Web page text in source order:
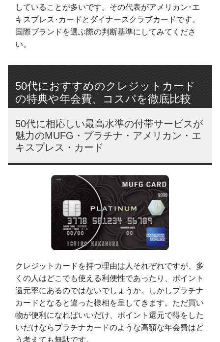
していることが多いです。その代表がアメリカン･エ
キスプレス･カードとダイナースクラブカードです。
国際ブランドを選ぶ際の判断基準にしてみてくださ
い。
50代におすすめのクレジットカード
の特典や年会費、コスパを徹底比較
50代に相応しい最高水準の付帯サービスが
魅力のMUFG・プラチナ・アメリカン・エ
キスプレス・カード
クレジットカードを持つ理由は人それぞれですが、多
くの人はどこでも使える利便性であったり、ポイント
還元率にあるのではないでしょうか。しかしプラチナ
カードとなると違った様相を呈してきます。ただ買い
物が便利になればいいだけ、ポイント還元で得をした
いだけならプラチナカードのような高額な年会費はど
う考えても無駄です。